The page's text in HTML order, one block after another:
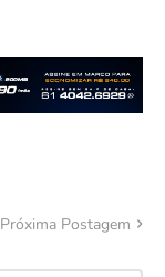
Próxima Postagem